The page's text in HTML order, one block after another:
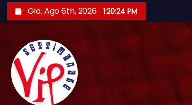
a
Gio. Ago 6th, 2026 1:20:26 PM